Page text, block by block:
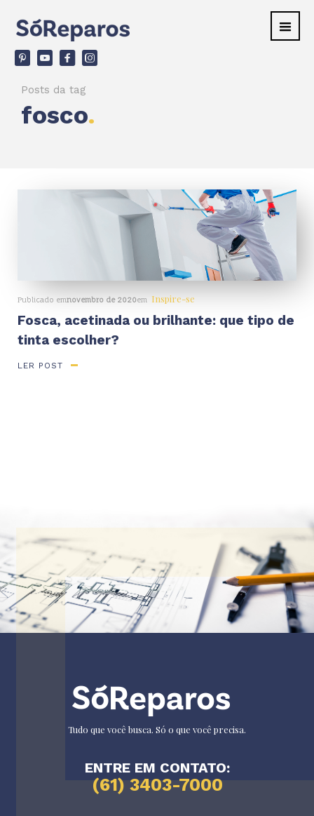
v ù F d
Posts da tag
fosco.
Publicado emnovembro de 2020em Inspire-se
Fosca, acetinada ou brilhante: que tipo de
tinta escolher?
LER POST
Tudo que você busca. Só o que você precisa.
ENTRE EM CONTATO:
(61) 3403-7000